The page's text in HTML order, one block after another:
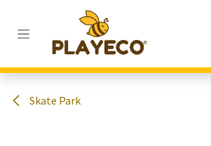
Passa al contenuto
Skate Park